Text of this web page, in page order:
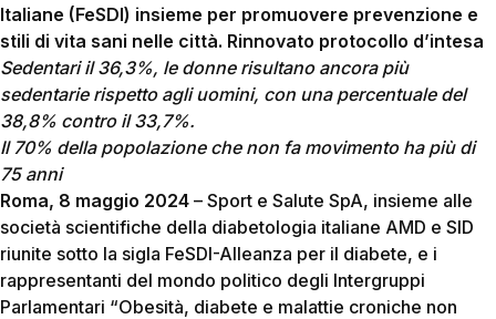
Italiane (FeSDI) insieme per promuovere prevenzione e
stili di vita sani nelle città. Rinnovato protocollo d’intesa
Sedentari il 36,3%, le donne risultano ancora più
sedentarie rispetto agli uomini, con una percentuale del
38,8% contro il 33,7%.
Il 70% della popolazione che non fa movimento ha più di
75 anni
Roma, 8 maggio 2024 – Sport e Salute SpA, insieme alle
società scientifiche della diabetologia italiane AMD e SID
riunite sotto la sigla FeSDI-Alleanza per il diabete, e i
rappresentanti del mondo politico degli Intergruppi
Parlamentari “Obesità, diabete e malattie croniche non